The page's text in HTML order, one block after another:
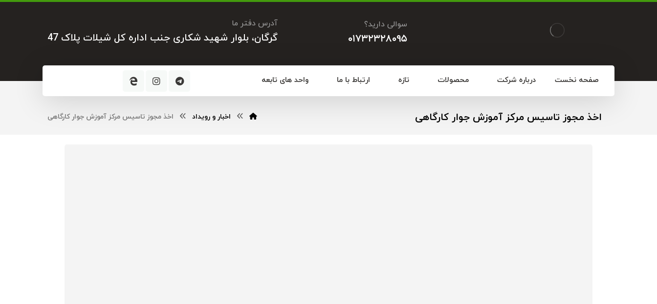
آدرس دفتر ما
گرگان، بلوار شهید شکاری جنب اداره کل شیلات پلاک 47
سوالی دارید؟
۰۱۷۳۲۳۲۸۰۹۵
صفحه نخست درباره شرکت محصولات تازه ارتباط با ما واحد های تابعه
اخذ مجوز تاسیس مرکز آموزش جوار کارگاهی اخبار و رویداد اخذ مجوز تاسیس مرکز آموزش جوار کارگاهی